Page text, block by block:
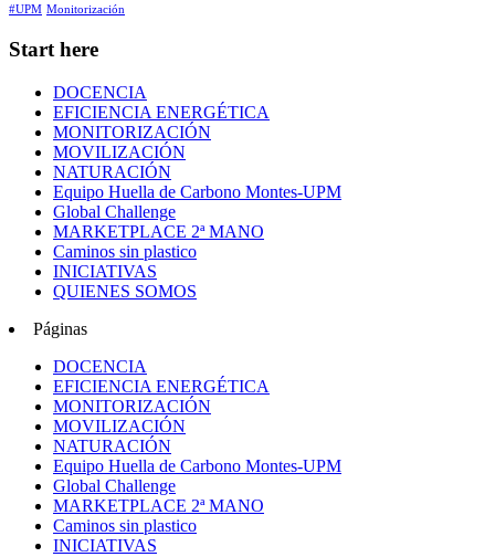
#UPM Monitorización
Start here
DOCENCIA
EFICIENCIA ENERGÉTICA
MONITORIZACIÓN
MOVILIZACIÓN
NATURACIÓN
Equipo Huella de Carbono Montes-UPM
Global Challenge
MARKETPLACE 2ª MANO
Caminos sin plastico
INICIATIVAS
QUIENES SOMOS
Páginas
DOCENCIA
EFICIENCIA ENERGÉTICA
MONITORIZACIÓN
MOVILIZACIÓN
NATURACIÓN
Equipo Huella de Carbono Montes-UPM
Global Challenge
MARKETPLACE 2ª MANO
Caminos sin plastico
INICIATIVAS